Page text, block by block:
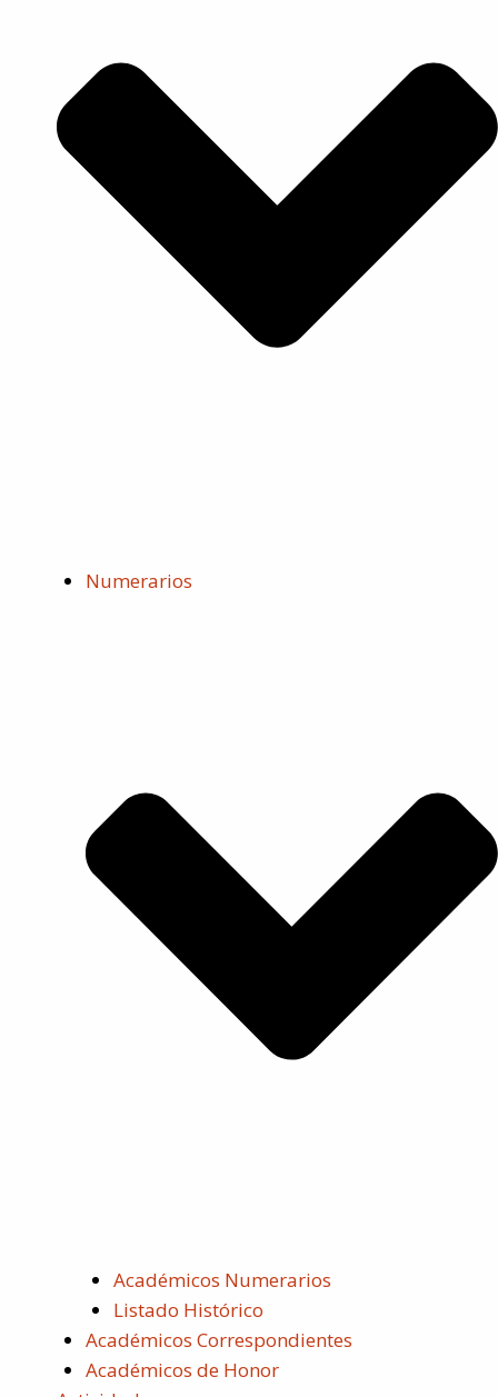
Numerarios
Académicos Numerarios
Listado Histórico
Académicos Correspondientes
Académicos de Honor